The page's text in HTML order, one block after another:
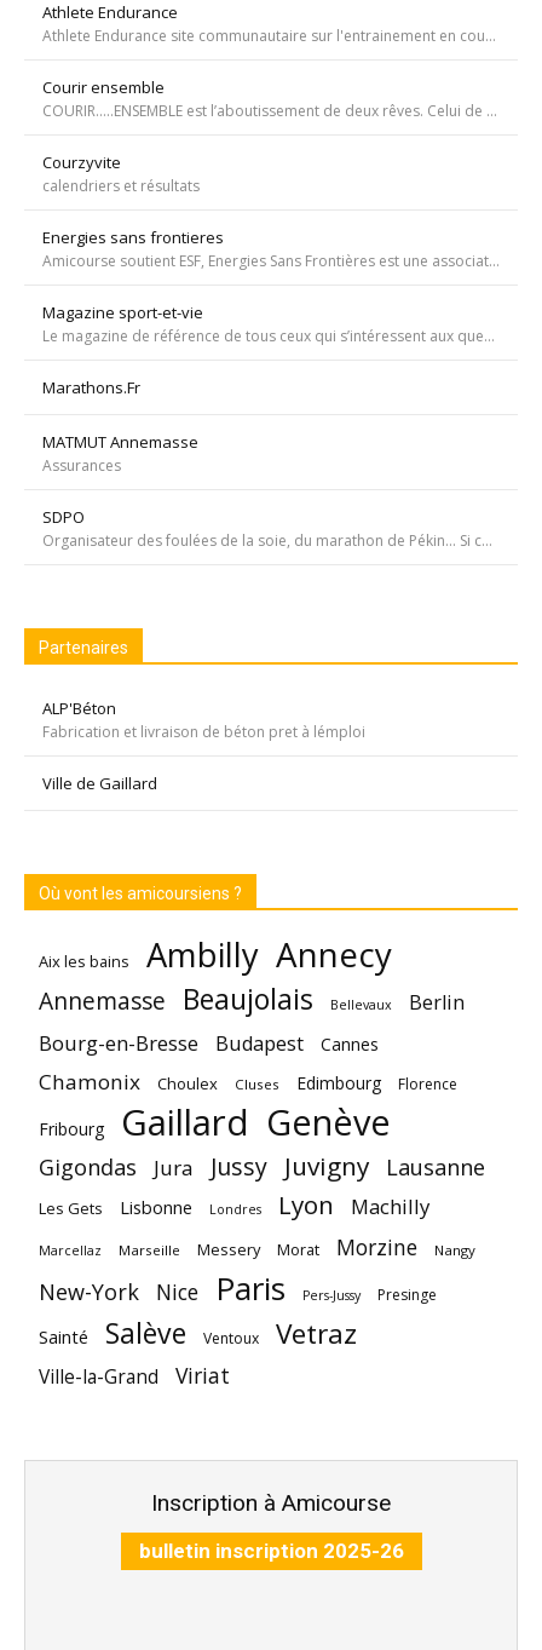
Athlete Endurance
Athlete Endurance site communautaire sur l'entrainement en course à pied
Courir ensemble
COURIR…..ENSEMBLE est l’aboutissement de deux rêves. Celui de Tiffany qui, malgré une tumeur à la jambe voulait participer à la course de l’Escalade et celui de Carole, animatrice bénévole de l’atelier de bricolage du service d’oncopédiatrie de l’Hôpital
Courzyvite
calendriers et résultats
Energies sans frontieres
Amicourse soutient ESF, Energies Sans Frontières est une association ayant pour objet l'aide au développement des pays les plus pauvres en favorisant l'accès à l'eau et à l'électricité
Magazine sport-et-vie
Le magazine de référence de tous ceux qui s’intéressent aux questions d’entraînement, de nutrition, de dopage, de physiologie, de psychologie et de médecine du sport.
Marathons.Fr
MATMUT Annemasse
Assurances
SDPO
Organisateur des foulées de la soie, du marathon de Pékin... Si courir était notre seul but, nous passerions à côté de moments inoubliables ». Depuis 1996 SDPOrganisation, spécialiste de la course aventure à vocation sportive et culturelle
Partenaires
ALP'Béton
Fabrication et livraison de béton pret à lémploi
Ville de Gaillard
Où vont les amicoursiens ?
Aix les bains Ambilly Annecy
Annemasse Beaujolais Bellevaux Berlin
Bourg-en-Bresse Budapest Cannes
Chamonix Choulex Cluses Edimbourg Florence
Fribourg Gaillard Genève
Gigondas Jura Jussy Juvigny Lausanne
Les Gets Lisbonne Londres Lyon Machilly
Marcellaz Marseille Messery Morat Morzine Nangy
New-York Nice Paris Pers-Jussy Presinge
Sainté Salève Ventoux Vetraz
Ville-la-Grand Viriat
Inscription à Amicourse
bulletin inscription 2025-26